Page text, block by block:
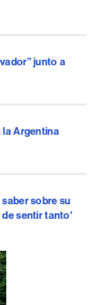
junto a
la Argentina
sobre su
sentir tanto'